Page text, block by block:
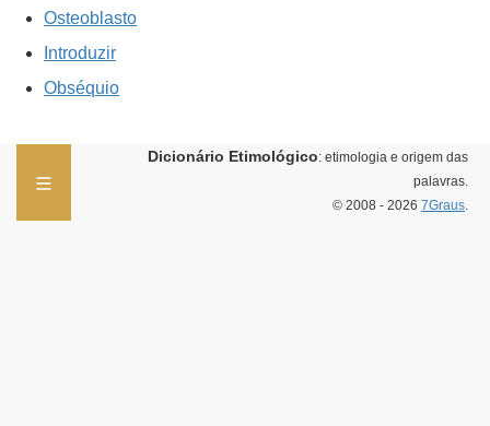
Osteoblasto
Introduzir
Obséquio
Dicionário Etimológico: etimologia e origem das
palavras.
© 2008 - 2026 7Graus.